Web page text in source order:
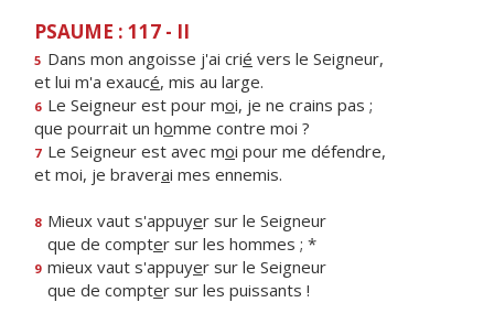
PSAUME : 117 - II
5 Dans mon angoisse j'ai crié vers le Seigneur,
et lui m'a exaucé, mis au large.
6 Le Seigneur est pour moi, je ne crains pas ;
que pourrait un homme contre moi ?
7 Le Seigneur est avec moi pour me défendre,
et moi, je braverai mes ennemis.
8 Mieux vaut s'appuyer sur le Seigneur
que de compter sur les hommes ; *
9 mieux vaut s'appuyer sur le Seigneur
que de compter sur les puissants !